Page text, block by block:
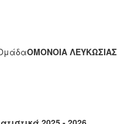
ΟΜΟΝΟΙΑ ΛΕΥΚΩΣΙΑΣ